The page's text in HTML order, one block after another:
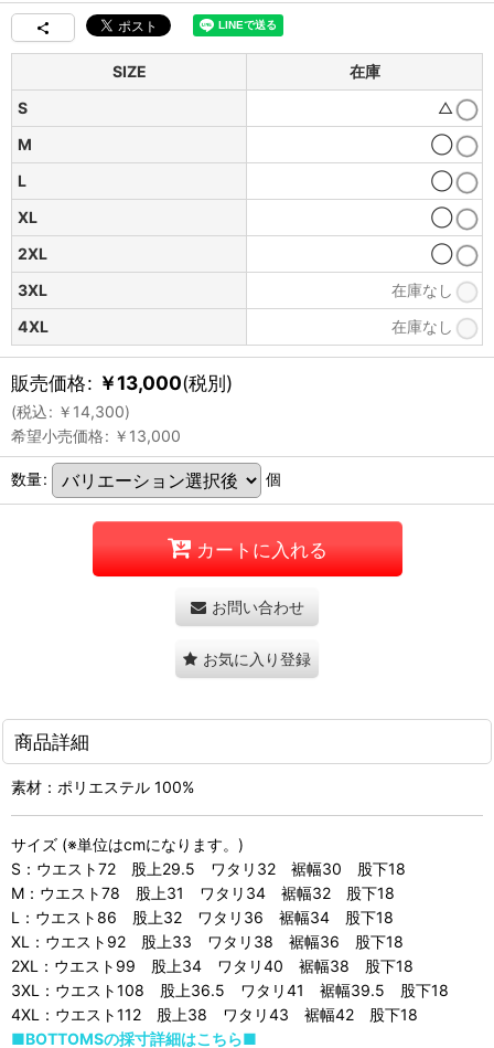
SIZE
在庫
S
△
M
◯
L
◯
XL
◯
2XL
◯
3XL
在庫なし
4XL
在庫なし
販売価格: ￥13,000(税別)
(税込: ￥ 14,300)
希望小売価格: ￥ 13,000
数量: 個
カートに入れる
お問い合わせ
お気に入り登録
商品詳細
素材：ポリエステル 100%
サイズ (※単位はcmになります。)
S：ウエスト72 股上29.5 ワタリ32 裾幅30 股下18
M：ウエスト78 股上31 ワタリ34 裾幅32 股下18
L：ウエスト86 股上32 ワタリ36 裾幅34 股下18
XL：ウエスト92 股上33 ワタリ38 裾幅36 股下18
2XL：ウエスト99 股上34 ワタリ40 裾幅38 股下18
3XL：ウエスト108 股上36.5 ワタリ41 裾幅39.5 股下18
4XL：ウエスト112 股上38 ワタリ43 裾幅42 股下18
■BOTTOMSの採寸詳細はこちら■